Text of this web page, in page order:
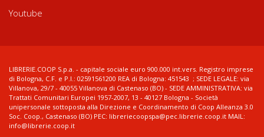
Youtube
LIBRERIE.COOP S.p.a. - capitale sociale euro 900.000 int.vers. Registro imprese
di Bologna, C.F. e P.I.: 02591561200 REA di Bologna: 451543 ; SEDE LEGALE: via
Villanova, 29/7 - 40055 Villanova di Castenaso (BO) - SEDE AMMINISTRATIVA: via
Trattati Comunitari Europei 1957-2007, 13 - 40127 Bologna - Società
unipersonale sottoposta alla Direzione e Coordinamento di Coop Alleanza 3.0
Soc. Coop., Castenaso (BO) PEC: libreriecoopspa@pec.librerie.coop.it MAIL:
info@librerie.coop.it